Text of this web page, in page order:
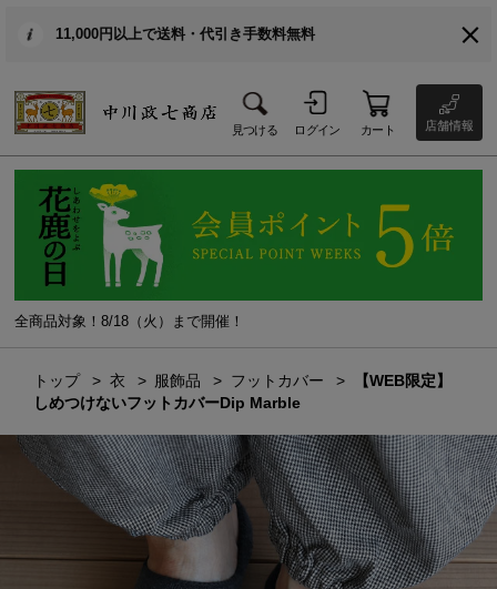
11,000円以上で送料・代引き手数料無料
見つける ログイン カート 店舗情報
全商品対象！8/18（火）まで開催！
トップ 衣 服飾品 フットカバー
【WEB限定】
しめつけないフットカバーDip Marble